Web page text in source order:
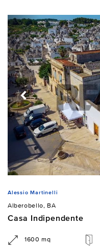
Alessio Martinelli
Alberobello, BA
Casa Indipendente
1600 mq